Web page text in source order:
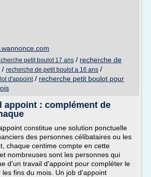
petit boulot 17 ans / recherche de
/ recherche de petit boulot a 16 ans /
d'appoint/ recherche petit boulot pour
appoint : complément de
constitue une solution ponctuelle
des personnes célibataires ou les
chaque centime compte en cette
nombreuses sont les personnes qui
d'un travail d'appoint pour compléter le
fins du mois. Un job d'appoint